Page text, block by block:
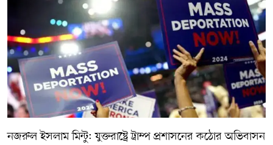
নজরুল ইসলাম মিন্টু: যুক্তরাষ্ট্রে ট্রাম্প প্রশাসনের কঠোর অভিবাসন